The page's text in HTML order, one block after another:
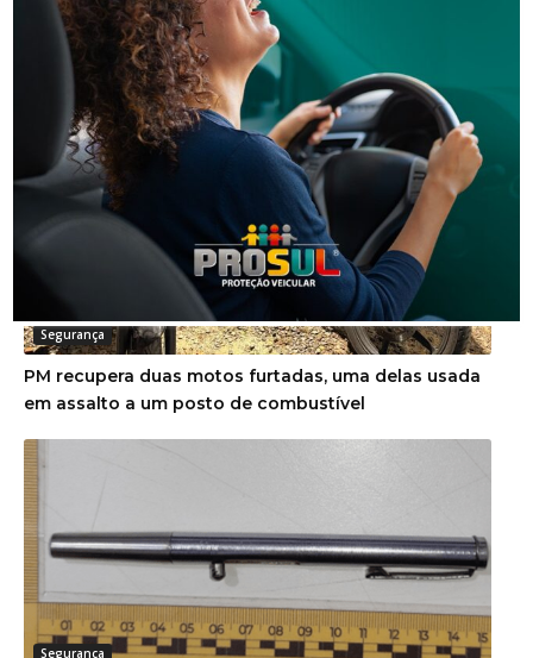
Segurança
Polícia Militar apreende adolescente com moto
furtada em Tubarão
Segurança
PM recupera duas motos furtadas, uma delas usada
em assalto a um posto de combustível
Segurança